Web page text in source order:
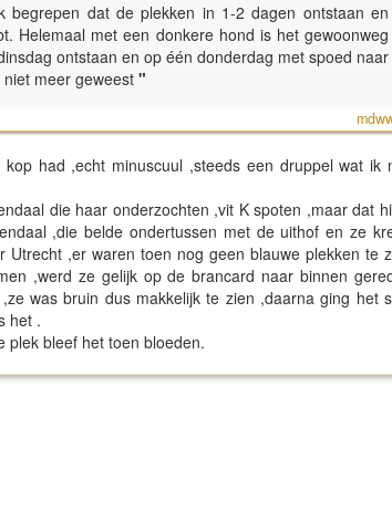
dat de plekken in 1-2 dagen ontstaan en
Helemaal met een donkere hond is het gewoonweg
ontstaan en op één donderdag met spoed naar
meer geweest "
had ,echt minuscuul ,steeds een druppel wat ik
die haar onderzochten ,vit K spoten ,maar dat
,die belde ondertussen met de uithof en ze
,er waren toen nog geen blauwe plekken te
,werd ze gelijk op de brancard naar binnen
was bruin dus makkelijk te zien ,daarna ging het
het .
plek bleef het toen bloeden.